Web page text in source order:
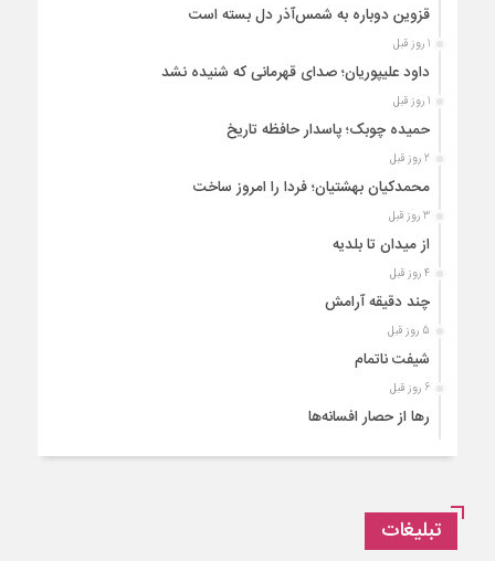
قزوین دوباره به شمس‌آذر دل بسته است
1 روز قبل
داود علیپوریان؛ صدای قهرمانی که شنیده نشد
1 روز قبل
حمیده چوبک؛ پاسدار حافظه تاریخ
2 روز قبل
محمدکیان بهشتیان؛ فردا را امروز ساخت
3 روز قبل
از میدان تا بلدیه
4 روز قبل
چند دقیقه آرامش
5 روز قبل
شیفت ناتمام
6 روز قبل
رها از حصار افسانه‌ها
تأکید بر مدیریت تعاملی در شهرداری قزوین
تبلیغات